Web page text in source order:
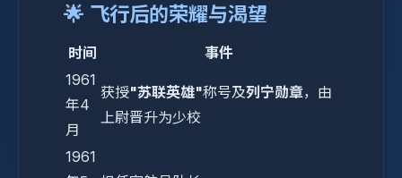
🌟 飞行后的荣耀与渴望
时间
事件
1961
年4
月
获授"苏联英雄"称号及列宁勋章，由
上尉晋升为少校
1961